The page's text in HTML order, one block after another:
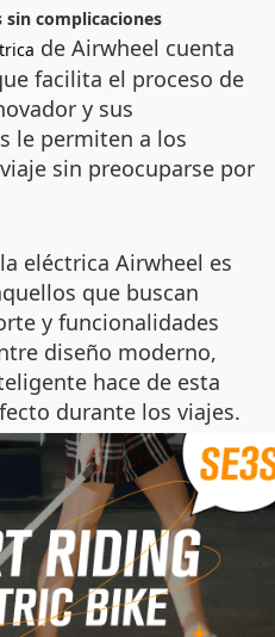
complicaciones
de Airwheel cuenta
facilita el proceso de
y sus
le permiten a los
sin preocuparse por
eléctrica Airwheel es
que buscan
y funcionalidades
diseño moderno,
hace de esta
durante los viajes.